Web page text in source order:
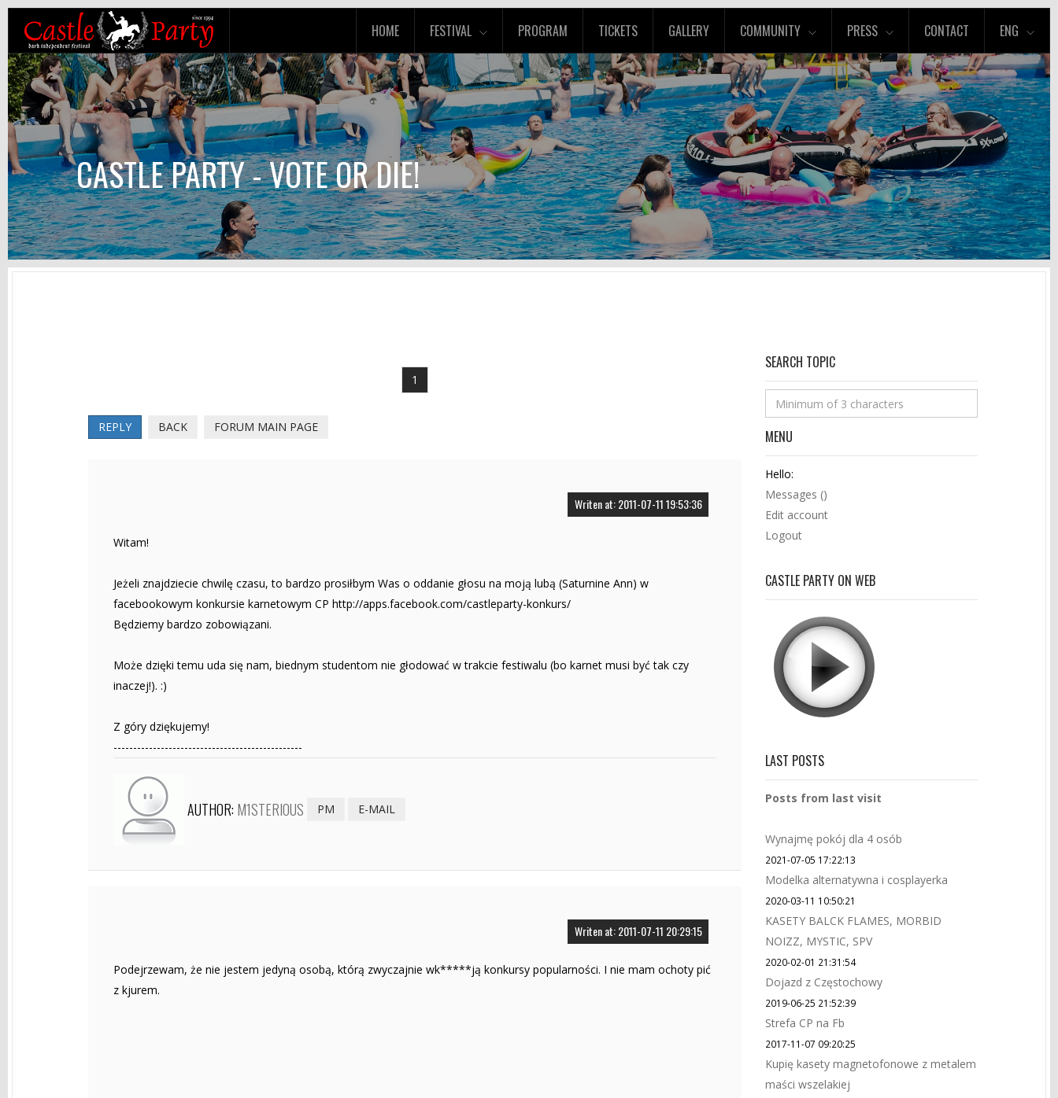
HOME FESTIVAL PROGRAM TICKETS GALLERY COMMUNITY PRESS CONTACT ENG
CASTLE PARTY - VOTE OR DIE!
1
REPLY BACK FORUM MAIN PAGE
Writen at: 2011-07-11 19:53:36
Witam!
Jeżeli znajdziecie chwilę czasu, to bardzo prosiłbym Was o oddanie głosu na moją lubą (Saturnine Ann) w
facebookowym konkursie karnetowym CP http://apps.facebook.com/castleparty-konkurs/
Będziemy bardzo zobowiązani.
Może dzięki temu uda się nam, biednym studentom nie głodować w trakcie festiwalu (bo karnet musi być tak czy
inaczej!). :)
Z góry dziękujemy!
------------------------------------------------
AUTHOR: M1STERIOUS PM E-MAIL
Writen at: 2011-07-11 20:29:15
Podejrzewam, że nie jestem jedyną osobą, którą zwyczajnie wk*****ją konkursy popularności. I nie mam ochoty pić
z kjurem.
SEARCH TOPIC
MENU
Hello:
Messages ()
Edit account
Logout
CASTLE PARTY ON WEB
LAST POSTS
Posts from last visit
Wynajmę pokój dla 4 osób
2021-07-05 17:22:13
Modelka alternatywna i cosplayerka
2020-03-11 10:50:21
KASETY BALCK FLAMES, MORBID
NOIZZ, MYSTIC, SPV
2020-02-01 21:31:54
Dojazd z Częstochowy
2019-06-25 21:52:39
Strefa CP na Fb
2017-11-07 09:20:25
Kupię kasety magnetofonowe z metalem
maści wszelakiej